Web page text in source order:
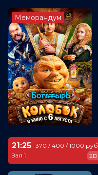
Меморандум
21:25
Зал 1
370 / 400 / 1000 руб.
2D